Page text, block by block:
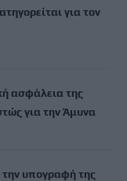
για τον
ασφάλεια της
για την Άμυνα
υπογραφή της